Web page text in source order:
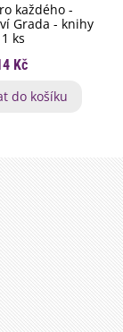
každého -
Grada - knihy
ks
Kč
do košíku